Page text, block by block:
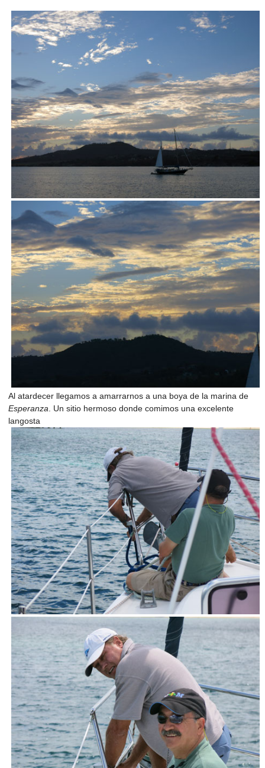
Al atardecer llegamos a amarrarnos a una boya de la marina de
Esperanza . Un sitio hermoso donde comimos una excelente
langosta